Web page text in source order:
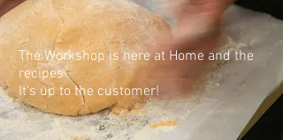
The Workshop is here at Home and the
recipes
It's up to the customer!